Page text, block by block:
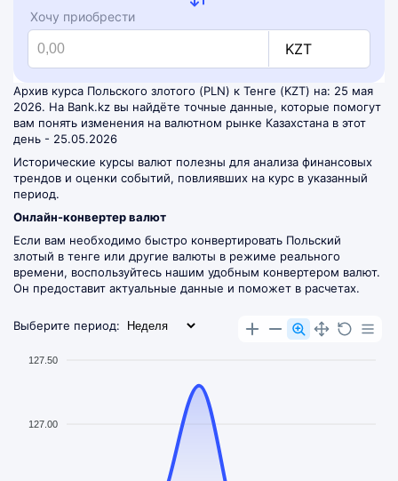
Хочу приобрести
KZT
Архив курса Польского злотого (PLN) к Тенге (KZT) на: 25 мая
2026. На Bank.kz вы найдёте точные данные, которые помогут
вам понять изменения на валютном рынке Казахстана в этот
день - 25.05.2026
Исторические курсы валют полезны для анализа финансовых
трендов и оценки событий, повлиявших на курс в указанный
период.
Онлайн-конвертер валют
Если вам необходимо быстро конвертировать Польский
злотый в тенге или другие валюты в режиме реального
времени, воспользуйтесь нашим удобным конвертером валют.
Он предоставит актуальные данные и поможет в расчетах.
Выберите период:
127.50
127.00